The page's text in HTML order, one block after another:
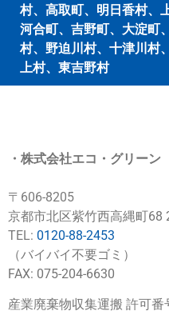
村、高取町、明日香村、
河合町、吉野町、大淀町
村、野迫川村、十津川村
上村、東吉野村
・ 株式会社エコ・グリーン
〒606-8205
京都市北区紫竹西高縄町68
TEL: 0120-88-2453
（バイバイ不要ゴミ）
FAX: 075-204-6630
産業廃棄物収集運搬 許可番